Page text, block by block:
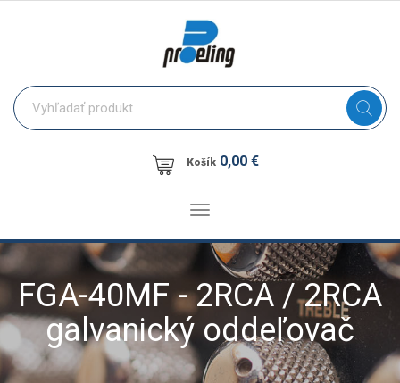
Košík 0,00 €
Toggle
FGA-40MF - 2RCA / 2RCA
galvanický oddeľovač